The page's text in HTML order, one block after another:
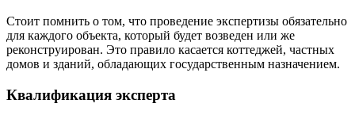
Стоит помнить о том, что проведение экспертизы обязательно
для каждого объекта, который будет возведен или же
реконструирован. Это правило касается коттеджей, частных
домов и зданий, обладающих государственным назначением.
Квалификация эксперта